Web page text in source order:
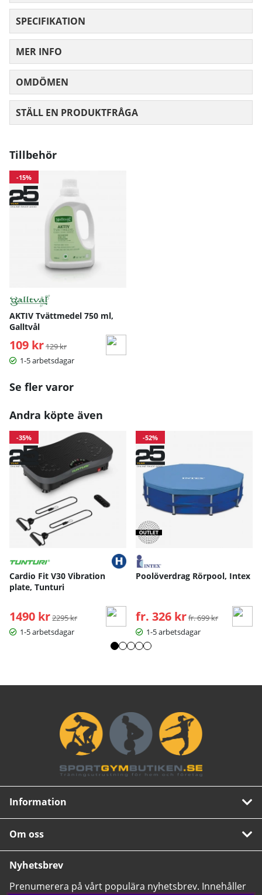
SPECIFIKATION
MER INFO
OMDÖMEN
STÄLL EN PRODUKTFRÅGA
Tillbehör
-15%
AKTIV Tvättmedel 750 ml,
Galltvål
109 kr Ordinarie pris:
129 kr
1-5 arbetsdagar
Se fler varor
Andra köpte även
-35%
Cardio Fit V30 Vibration
plate, Tunturi
1490 kr Ordinarie pris:
2295 kr
1-5 arbetsdagar
-52%
Poolöverdrag Rörpool, Intex
fr. 326 kr Ordinarie pris:
fr. 699 kr
1-5 arbetsdagar
Information
Om oss
Nyhetsbrev
Prenumerera på vårt populära nyhetsbrev. Innehåller